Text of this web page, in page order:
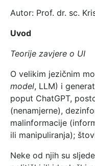
Autor: Prof. dr. sc.
Uvod
Teorije zavjere o UI
O velikim jezičnim
model, LLM) i
poput ChatGPT,
(nenamjerne),
malinformacije
ili manipuliranja);
Neke od njih su